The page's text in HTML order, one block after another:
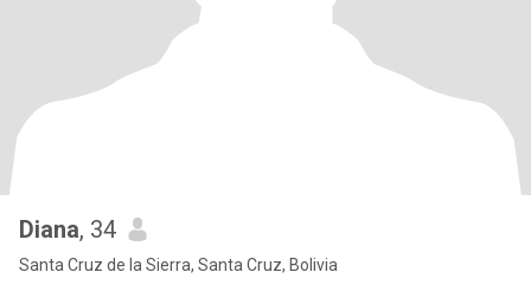
Diana, 34
Santa Cruz de la Sierra, Santa Cruz, Bolivia